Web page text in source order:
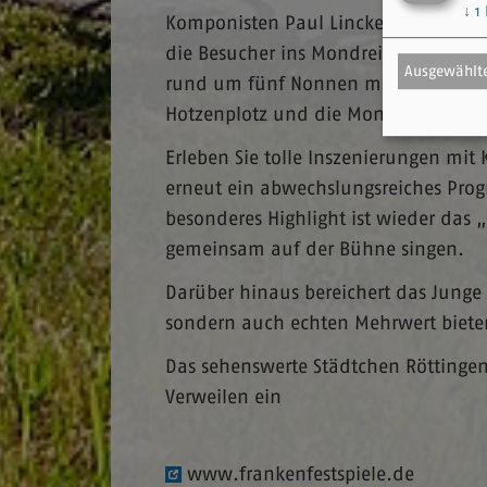
Komponisten Paul Lincke ist die
die Besucher ins Mondreich. Das
rund um fünf Nonnen mit viel Musik
Hotzenplotz und die Mondrakete“
Erleben Sie tolle Inszenierungen mit
erneut ein abwechslungsreiches
besonderes Highlight ist wieder das
gemeinsam auf der Bühne singen.
Darüber hinaus bereichert das
sondern auch echten Mehrwert
Das sehenswerte Städtchen
Verweilen ein
www.frankenfestspiele.de
↓ 1